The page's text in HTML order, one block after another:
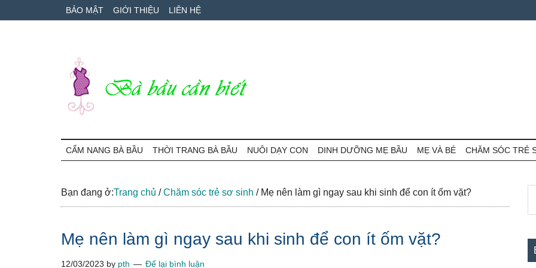
to
to
qua
BẢO MẬT GIỚI THIỆU LIÊN HỆ
Bà
Bầu
Cần
nang
mang
và
chăm
bé
CẨM NANG BÀ BẦU THỜI TRANG BÀ BẦU NUÔI DẠY CON DINH DƯỠNG MẸ BẦU MẸ VÀ BÉ CHĂM SÓC TRẺ
Bạn đang ở:Trang chủ / Chăm sóc trẻ sơ sinh /Mẹ nên làm gì ngay sau khi sinh để con ít ốm vặt?
Mẹ nên làm gì ngay sau khi sinh để con ít ốm vặt?
12/03/2023 by pth Để lại bình luận
...